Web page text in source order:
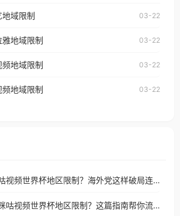
用番茄回国加速器，即可解决「海外用户收听腾讯
湾、美国、加拿大、澳大利亚、欧洲等国家和地区
限制所困扰。
的提示语。 海外用户如香港、澳门、台湾、美
、加拿大、澳大利亚、欧洲等国家和地区时，网易
问题，且仅能在中国大陆地区播放。 遇到这个问题
收听网易云音乐地区版权限制」的问题，无论人在
域限制 03-22
地域限制 03-22
地域限制 03-22
地域限制 03-22
在香港看咪咕视频世界杯地区限制？海外党这样破局连看7天不卡顿！
在俄罗斯看咪咕视频世界杯地区限制？这篇指南帮你流畅看中文解说赛事